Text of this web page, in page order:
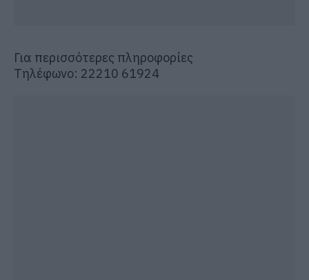
Για περισσότερες πληροφορίες
Τηλέφωνο: 22210 61924